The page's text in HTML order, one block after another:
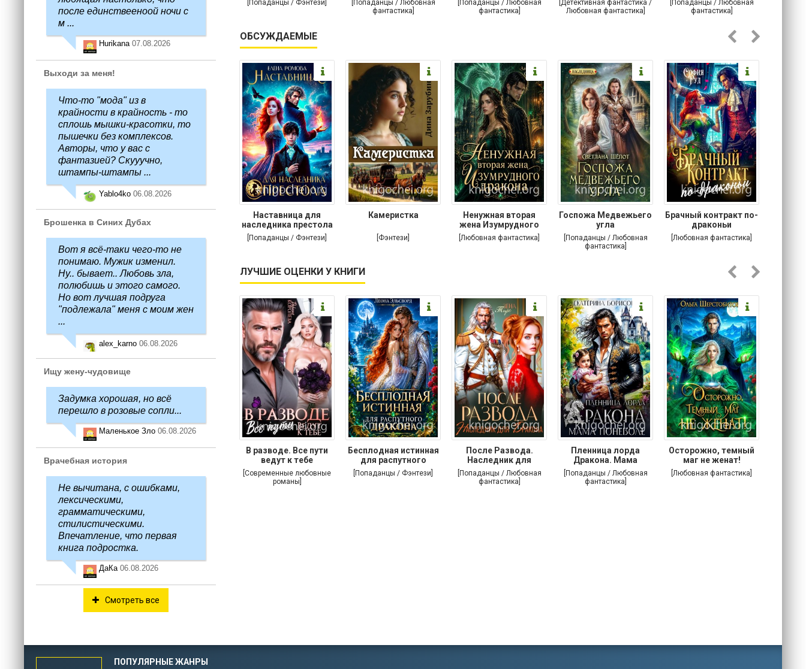
[Попаданцы / Фэнтези]
[Попаданцы / Любовная
фантастика]
[Попаданцы / Любовная
фантастика]
[Детективная фантастика /
Любовная фантастика]
[Попаданцы / Любовная
фантастика]
ОБСУЖДАЕМЫЕ
Наставница для
наследника престола
[Попаданцы / Фэнтези]
Камеристка
[Фэнтези]
Ненужная вторая
жена Изумрудного
дракона
[Любовная фантастика]
Госпожа Медвежьего
угла
[Попаданцы / Любовная
фантастика]
Брачный контракт по-
драконьи
[Любовная фантастика]
ЛУЧШИЕ ОЦЕНКИ У КНИГИ
В разводе. Все пути
ведут к тебе
[Современные любовные
романы]
Бесплодная истинная
для распутного
дракона
[Попаданцы / Фэнтези]
После Развода.
Наследник для
дракона
[Попаданцы / Любовная
фантастика]
Пленница лорда
Дракона. Мама
поневоле
[Попаданцы / Любовная
фантастика]
Осторожно, темный
маг не женат!
[Любовная фантастика]
после единствееноой ночи с
м ...
Hurikana 07.08.2026
Выходи за меня!
Что-то "мода" из в
крайности в крайность - то
сплошь мышки-красотки, то
пышечки без комплексов.
Авторы, что у вас с
фантазией? Скууучно,
штампы-штампы ...
Yablo4ko 06.08.2026
Брошенка в Синих Дубах
Вот я всё-таки чего-то не
понимаю. Мужик изменил.
Ну.. бывает.. Любовь зла,
полюбишь и этого самого.
Но вот лучшая подруга
"подлежала" меня с моим жен
...
alex_karno 06.08.2026
Ищу жену-чудовище
Задумка хорошая, но всё
перешло в розовые сопли...
Маленькое Зло 06.08.2026
Врачебная история
Не вычитана, с ошибками,
лексическими,
грамматическими,
стилистическими.
Впечатление, что первая
книга подростка.
ДаКа 06.08.2026
Смотреть все